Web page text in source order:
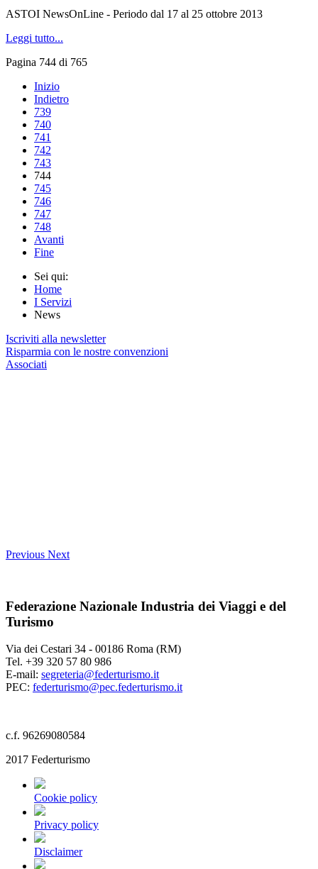
ASTOI NewsOnLine - Periodo dal 17 al 25 ottobre 2013
Leggi tutto...
Pagina 744 di 765
Inizio
Indietro
739
740
741
742
743
744
745
746
747
748
Avanti
Fine
Sei qui:
Home
I Servizi
News
Iscriviti alla newsletter
Risparmia con le nostre convenzioni
Associati
Previous Next
Federazione Nazionale Industria dei Viaggi e del
Turismo
Via dei Cestari 34 - 00186 Roma (RM)
Tel. +39 320 57 80 986
E-mail: segreteria@federturismo.it
PEC: federturismo@pec.federturismo.it
c.f. 96269080584
2017 Federturismo
Cookie policy
Privacy policy
Disclaimer